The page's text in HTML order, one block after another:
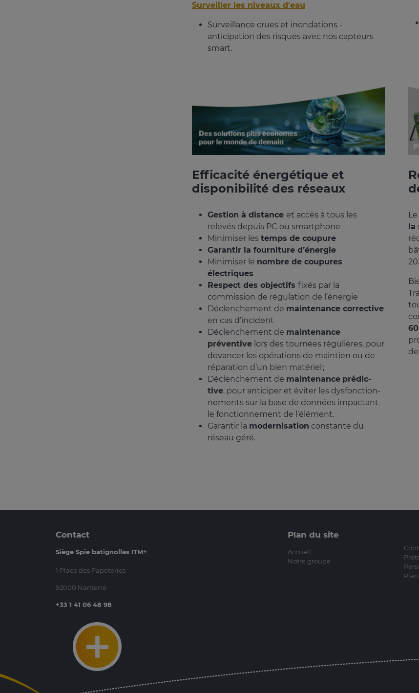
Surveiller les niveaux d'eau
Surveillance crues et inondations -
anticipation des risques avec nos capteurs
smart.
Efficacité énergétique et
disponibilité des réseaux
Gestion à distance et accès à tous les
relevés depuis PC ou smartphone
Minimiser les temps de coupure
Garantir la fourniture d’énergie
Minimiser le nombre de coupures
électriques
Respect des objectifs fixés par la
commission de régulation de l’énergie
Déclenchement de maintenance corrective
en cas d’incident
Déclenchement de maintenance
préventive lors des tour­nées régu­lières, pour
devan­­cer les opéra­­tions de main­­tien ou de
répa­­ra­­tion d’un bien maté­­riel ;
Déclenchement de maintenance prédic­
tive, pour anti­ci­per et éviter les dysfonc­tion­
ne­ments sur la base de données impac­tant
le fonc­tion­ne­ment de l’élé­ment.
Garan­tir la moder­ni­sa­tion constante du
réseau géré.
la
Contact
Siège Spie batignolles ITM+
1 Place des Papeteries
92000 Nanterre
+33 1 41 06 48 98
Plan du site
Accueil
Notre groupe